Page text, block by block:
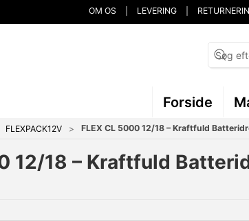
OM OS LEVERING
Forside
FLEXPACK12V FLEX CL 5000 12/18 – Kraftfuld
12/18 – Kraftfuld